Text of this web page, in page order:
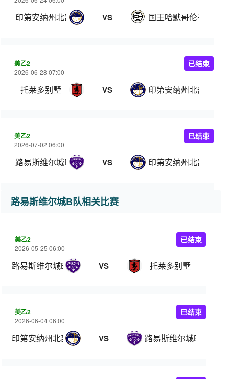
印第安纳州北部 VS 国王哈默哥伦布
美乙2
2026-06-28 07:00
托莱多别墅 VS 印第安纳州北部
已结束
美乙2
2026-07-02 06:00
路易斯维尔城B队 VS 印第安纳州北部
已结束
路易斯维尔城B队相关比赛
美乙2
2026-05-25 06:00
路易斯维尔城B队 VS 托莱多别墅
已结束
美乙2
2026-06-04 06:00
印第安纳州北部 VS 路易斯维尔城B队
已结束